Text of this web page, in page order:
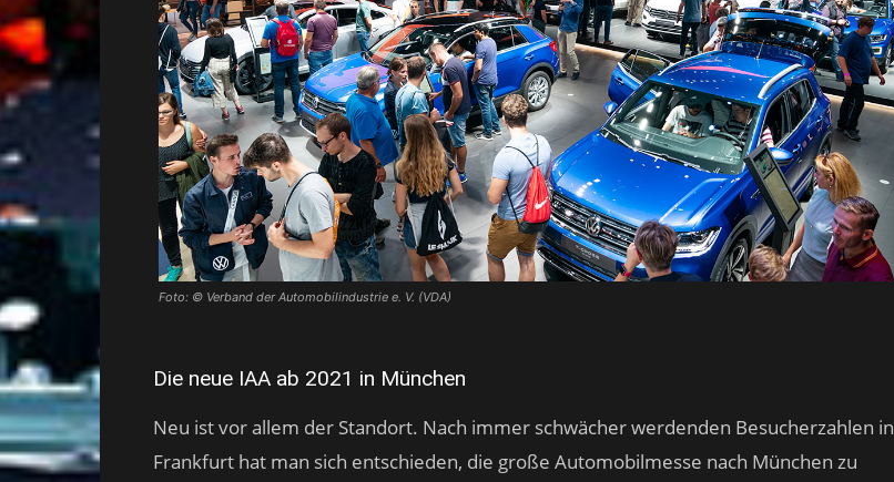
Foto: © Verband der Automobilindustrie e. V. (VDA)
Die neue IAA ab 2021 in München
Neu ist vor allem der Standort. Nach immer schwächer werdenden Besucherzahlen in
Frankfurt hat man sich entschieden, die große Automobilmesse nach München zu